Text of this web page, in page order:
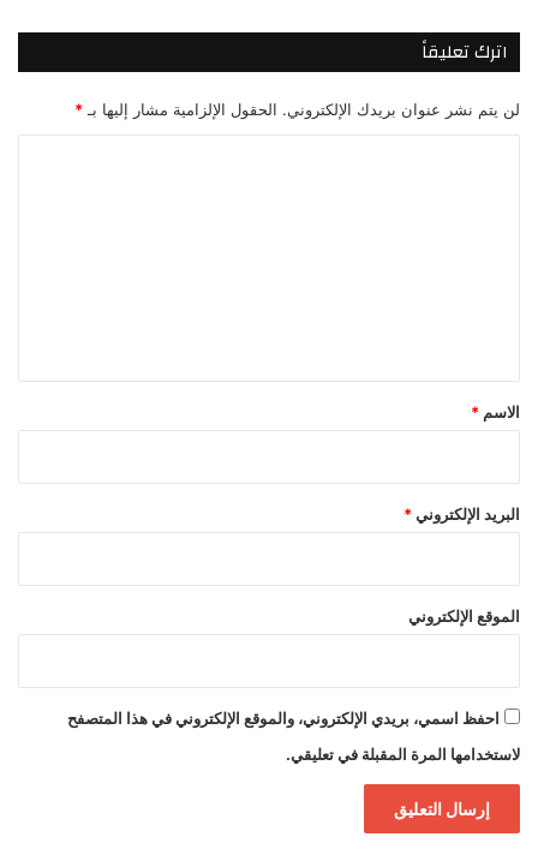
اترك تعليقاً
لن يتم نشر عنوان بريدك الإلكتروني. الحقول الإلزامية مشار إليها بـ *
*
الاسم *
البريد الإلكتروني *
الموقع الإلكتروني
احفظ اسمي، بريدي الإلكتروني، والموقع الإلكتروني في هذا المتصفح
لاستخدامها المرة المقبلة في تعليقي.